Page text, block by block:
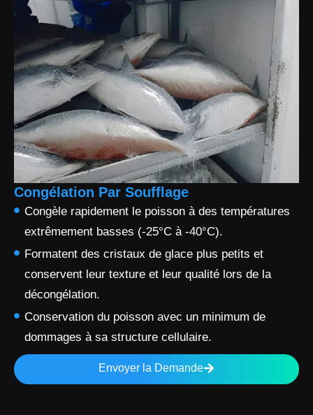
Congélation Par Soufflage
Congèle rapidement le poisson à des températures
extrêmement basses (-25°C à -40°C).
Formatent des cristaux de glace plus petits et
conservent leur texture et leur qualité lors de la
décongélation.
Conservation du poisson avec un minimum de
dommages à sa structure cellulaire.
Envoyer la Demande